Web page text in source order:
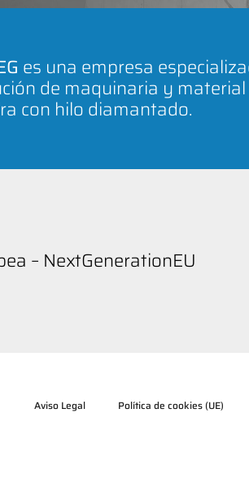
es una empresa
de maquinaria y
con hilo diamantado.
– NextGenerationEU
Aviso Legal Política de cookies (UE)